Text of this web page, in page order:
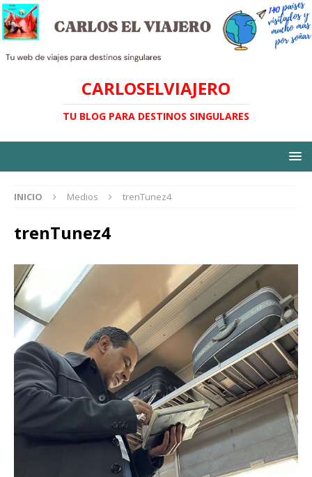
CARLOSELVIAJERO
TU BLOG PARA DESTINOS SINGULARES
INICIO Medios trenTunez4
trenTunez4